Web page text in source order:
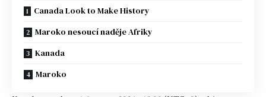
Canada Look to Make History
Maroko nesoucí naděje Afriky
Kanada
Maroko